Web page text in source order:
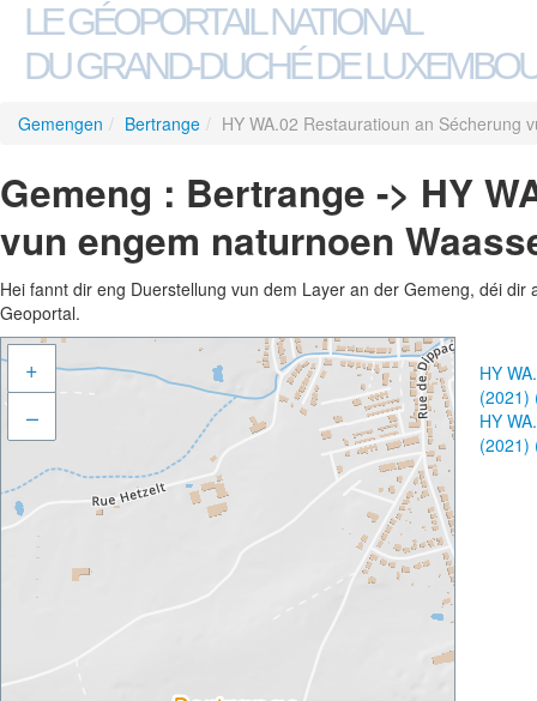
LE GÉOPORTAIL NATIONAL
DU GRAND-DUCHÉ DE
Gemengen / Bertrange / HY WA.02 Restauratioun an Sécherung
Gemeng : Bertrange -> HY
vun engem naturnoen
Hei fannt dir eng Duerstellung vun dem Layer an der Gemeng, déi
Geoportal.
+
–
HY
(2021)
HY
(2021)